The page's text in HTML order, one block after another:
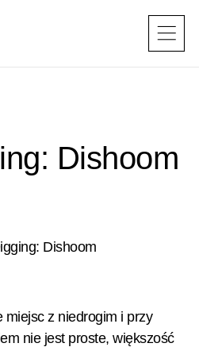
Dishoom
z niedrogim i przy
nie jest proste, większość